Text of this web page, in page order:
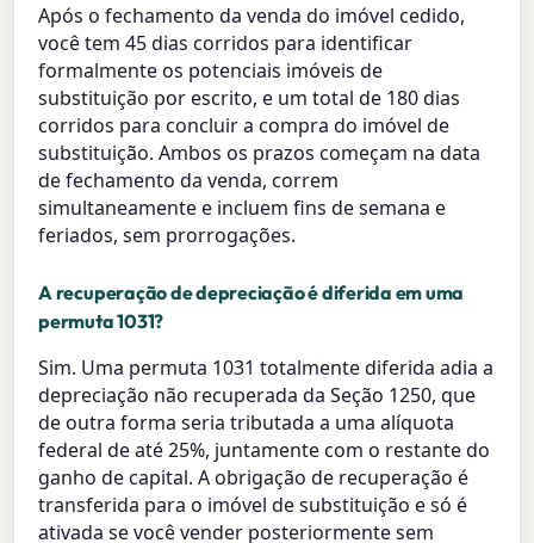
Após o fechamento da venda do imóvel cedido,
você tem 45 dias corridos para identificar
formalmente os potenciais imóveis de
substituição por escrito, e um total de 180 dias
corridos para concluir a compra do imóvel de
substituição. Ambos os prazos começam na data
de fechamento da venda, correm
simultaneamente e incluem fins de semana e
feriados, sem prorrogações.
A recuperação de depreciação é diferida em uma
permuta 1031?
Sim. Uma permuta 1031 totalmente diferida adia a
depreciação não recuperada da Seção 1250, que
de outra forma seria tributada a uma alíquota
federal de até 25%, juntamente com o restante do
ganho de capital. A obrigação de recuperação é
transferida para o imóvel de substituição e só é
ativada se você vender posteriormente sem